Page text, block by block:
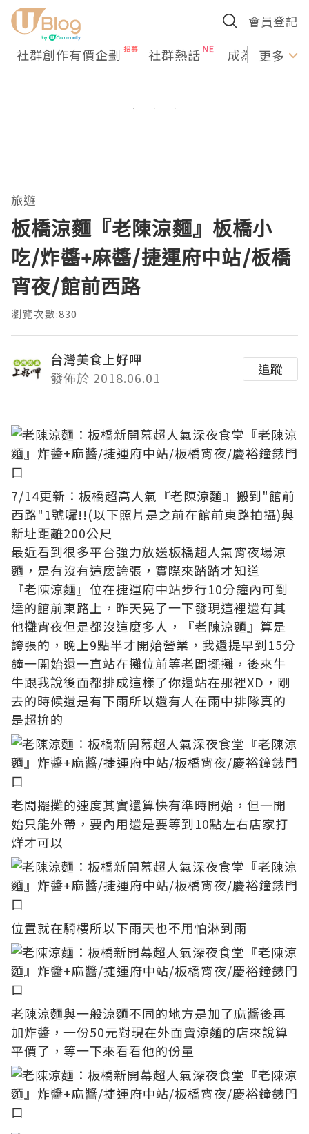
會員登記
社群創作有價企劃 社群熱話 成為U更多
旅遊
板橋涼麵『老陳涼麵』板橋小
吃/炸醬+麻醬/捷運府中站/板橋
宵夜/館前西路
瀏覽次數:830
台灣美食上好呷
發佈於 2018.06.01
追蹤
7/14更新：板橋超高人氣『老陳涼麵』搬到"館前
西路"1號囉!!(以下照片是之前在館前東路拍攝)與
新址距離200公尺
最近看到很多平台強力放送板橋超人氣宵夜場涼
麵，是有沒有這麼誇張，實際來踏踏才知道
『老陳涼麵』位在捷運府中站步行10分鐘內可到
達的館前東路上，昨天晃了一下發現這裡還有其
他攤宵夜但是都沒這麼多人，『老陳涼麵』算是
誇張的，晚上9點半才開始營業，我還提早到15分
鐘一開始還一直站在攤位前等老闆擺攤，後來牛
牛跟我說後面都排成這樣了你還站在那裡XD，剛
去的時候還是有下雨所以還有人在雨中排隊真的
是超拚的
老闆擺攤的速度其實還算快有準時開始，但一開
始只能外帶，要內用還是要等到10點左右店家打
烊才可以
位置就在騎樓所以下雨天也不用怕淋到雨
老陳涼麵與一般涼麵不同的地方是加了麻醬後再
加炸醬，一份50元對現在外面賣涼麵的店來說算
平價了，等一下來看看他的份量